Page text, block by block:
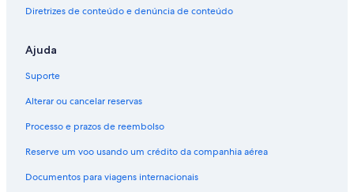
t
C
n
a
i
e
P
3
F
P
i
v
t
B
H
T
b
t
a
2
k
a
w
y
u
L
z
B
e
r
b
T
a
l
o
e
l
Diretrizes de conteúdo e denúncia de conteúdo
Ajuda
Suporte
Alterar ou cancelar reservas
Processo e prazos de reembolso
Reserve um voo usando um crédito da companhia aérea
Documentos para viagens internacionais